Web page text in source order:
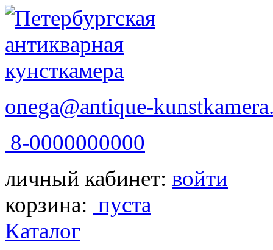
onega@antique-
8-0000000000
личный кабинет: войти
корзина: пуста
Каталог